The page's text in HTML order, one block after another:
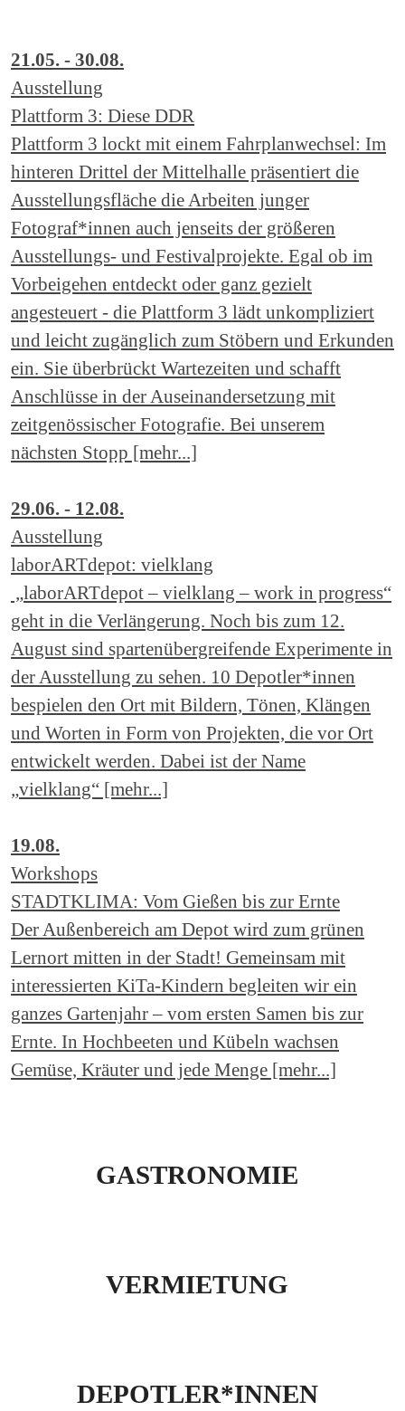
21.05. - 30.08.
Ausstellung
Plattform 3: Diese DDR
Plattform 3 lockt mit einem Fahrplanwechsel: Im
hinteren Drittel der Mittelhalle präsentiert die
Ausstellungsfläche die Arbeiten junger
Fotograf*innen auch jenseits der größeren
Ausstellungs- und Festivalprojekte. Egal ob im
Vorbeigehen entdeckt oder ganz gezielt
angesteuert - die Plattform 3 lädt unkompliziert
und leicht zugänglich zum Stöbern und Erkunden
ein. Sie überbrückt Wartezeiten und schafft
Anschlüsse in der Auseinandersetzung mit
zeitgenössischer Fotografie. Bei unserem
nächsten Stopp [mehr...]
29.06. - 12.08.
Ausstellung
laborARTdepot: vielklang
„laborARTdepot – vielklang – work in progress“
geht in die Verlängerung. Noch bis zum 12.
August sind spartenübergreifende Experimente in
der Ausstellung zu sehen. 10 Depotler*innen
bespielen den Ort mit Bildern, Tönen, Klängen
und Worten in Form von Projekten, die vor Ort
entwickelt werden. Dabei ist der Name
„vielklang“ [mehr...]
19.08.
Workshops
STADTKLIMA: Vom Gießen bis zur Ernte
Der Außenbereich am Depot wird zum grünen
Lernort mitten in der Stadt! Gemeinsam mit
interessierten KiTa-Kindern begleiten wir ein
ganzes Gartenjahr – vom ersten Samen bis zur
Ernte. In Hochbeeten und Kübeln wachsen
Gemüse, Kräuter und jede Menge [mehr...]
GASTRONOMIE
VERMIETUNG
DEPOTLER*INNEN